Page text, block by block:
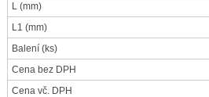
L (mm)
L1 (mm)
Balení (ks)
Cena bez DPH
Cena vč. DPH